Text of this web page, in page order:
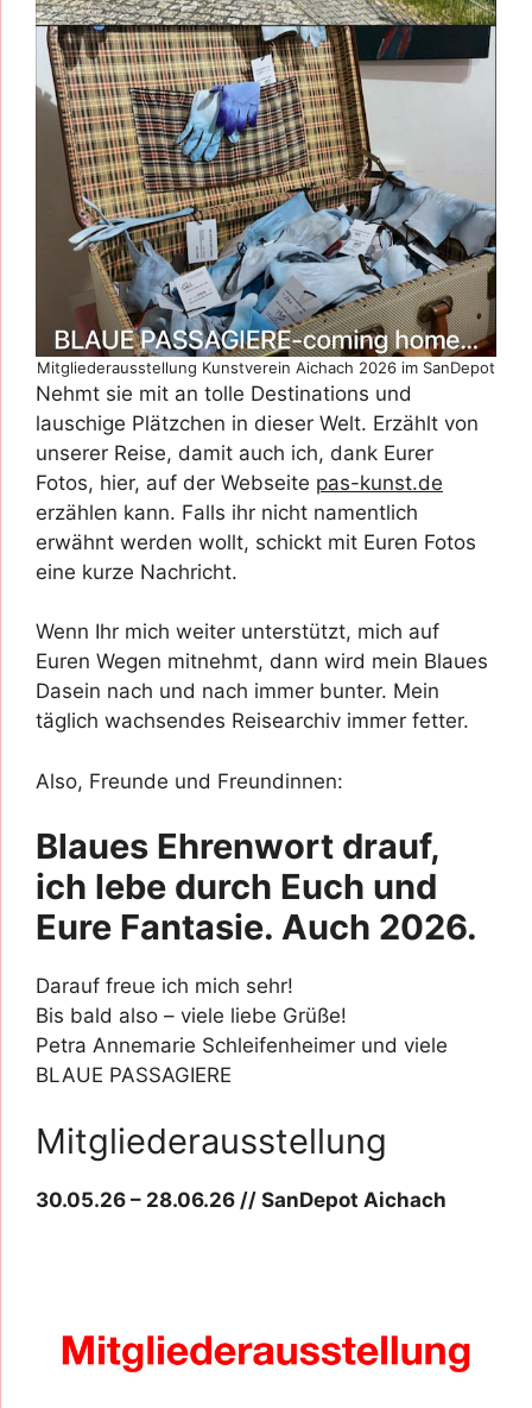
Mitgliederausstellung Kunstverein Aichach 2026 im SanDepot
Nehmt sie mit an tolle Destinations und
lauschige Plätzchen in dieser Welt. Erzählt von
unserer Reise, damit auch ich, dank Eurer
Fotos, hier, auf der Webseite pas-kunst.de
erzählen kann. Falls ihr nicht namentlich
erwähnt werden wollt, schickt mit Euren Fotos
eine kurze Nachricht.
Wenn Ihr mich weiter unterstützt, mich auf
Euren Wegen mitnehmt, dann wird mein Blaues
Dasein nach und nach immer bunter. Mein
täglich wachsendes Reisearchiv immer fetter.
Also, Freunde und Freundinnen:
Blaues Ehrenwort drauf,
ich lebe durch Euch und
Eure Fantasie. Auch 2026.
Darauf freue ich mich sehr!
Bis bald also – viele liebe Grüße!
Petra Annemarie Schleifenheimer und viele
BLAUE PASSAGIERE
Mitgliederausstellung
30.05.26 – 28.06.26 // SanDepot Aichach